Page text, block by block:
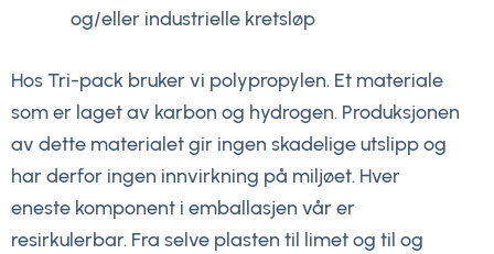
og/eller industrielle kretsløp
Hos Tri-pack bruker vi polypropylen. Et materiale
som er laget av karbon og hydrogen. Produksjonen
av dette materialet gir ingen skadelige utslipp og
har derfor ingen innvirkning på miljøet. Hver
eneste komponent i emballasjen vår er
resirkulerbar. Fra selve plasten til limet og til og